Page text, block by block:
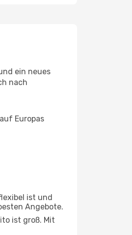
ein neues
nach
Europas
ist und
Angebote.
ist groß. Mit